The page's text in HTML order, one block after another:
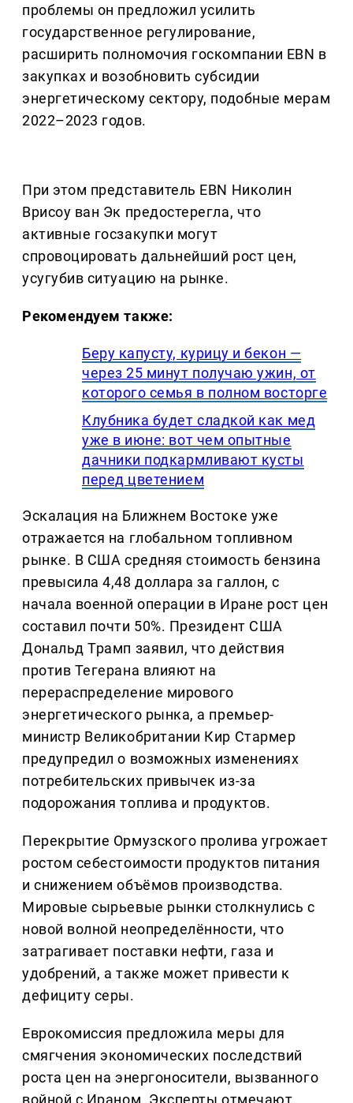
проблемы он предложил усилить
государственное регулирование,
расширить полномочия госкомпании EBN в
закупках и возобновить субсидии
энергетическому сектору, подобные мерам
2022–2023 годов.
При этом представитель EBN Николин
Врисоу ван Эк предостерегла, что
активные госзакупки могут
спровоцировать дальнейший рост цен,
усугубив ситуацию на рынке.
Рекомендуем также:
Беру капусту, курицу и бекон —
через 25 минут получаю ужин, от
которого семья в полном восторге
Клубника будет сладкой как мед
уже в июне: вот чем опытные
дачники подкармливают кусты
перед цветением
Эскалация на Ближнем Востоке уже
отражается на глобальном топливном
рынке. В США средняя стоимость бензина
превысила 4,48 доллара за галлон, с
начала военной операции в Иране рост цен
составил почти 50%. Президент США
Дональд Трамп заявил, что действия
против Тегерана влияют на
перераспределение мирового
энергетического рынка, а премьер-
министр Великобритании Кир Стармер
предупредил о возможных изменениях
потребительских привычек из-за
подорожания топлива и продуктов.
Перекрытие Ормузского пролива угрожает
ростом себестоимости продуктов питания
и снижением объёмов производства.
Мировые сырьевые рынки столкнулись с
новой волной неопределённости, что
затрагивает поставки нефти, газа и
удобрений, а также может привести к
дефициту серы.
Еврокомиссия предложила меры для
смягчения экономических последствий
роста цен на энергоносители, вызванного
войной с Ираном. Эксперты отмечают